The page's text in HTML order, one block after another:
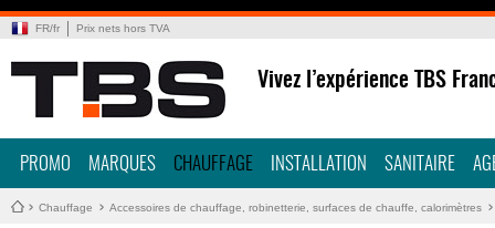
FR/fr Prix nets hors TVA
Vivez l’expérience TBS
PROMO MARQUES CHAUFFAGE INSTALLATION SANITAIRE
Chauffage Accessoires de chauffage, robinetterie, surfaces de chauffe, calorimètres